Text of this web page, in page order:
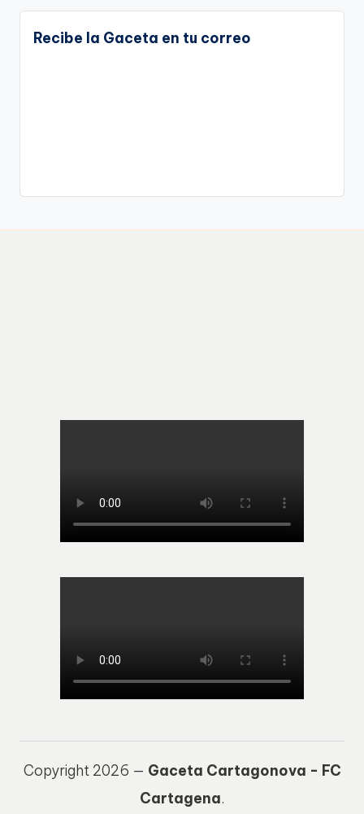
Recibe la Gaceta en tu correo
Copyright 2026 — Gaceta Cartagonova - FC
Cartagena.